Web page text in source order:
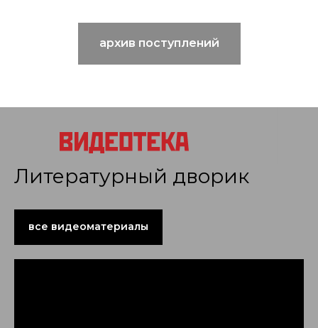
архив поступлений
Литературный дворик
все видеоматериалы